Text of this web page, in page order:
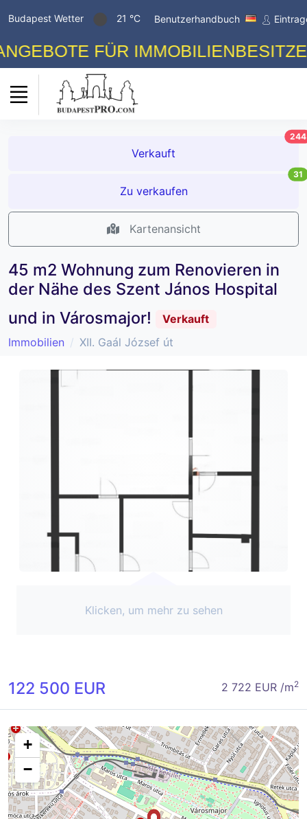
Budapest Wetter 21 °C Benutzerhandbuch
FÜR
Verkauft
244
Zu verkaufen
31
Kartenansicht
45 m2 Wohnung zum Renovieren in
der Nähe des Szent János Hospital
und in Városmajor!
Verkauft
Immobilien
XII. Gaál József út
Klicken, um mehr zu sehen
122 500 EUR 2 722 EUR /m2
+
−